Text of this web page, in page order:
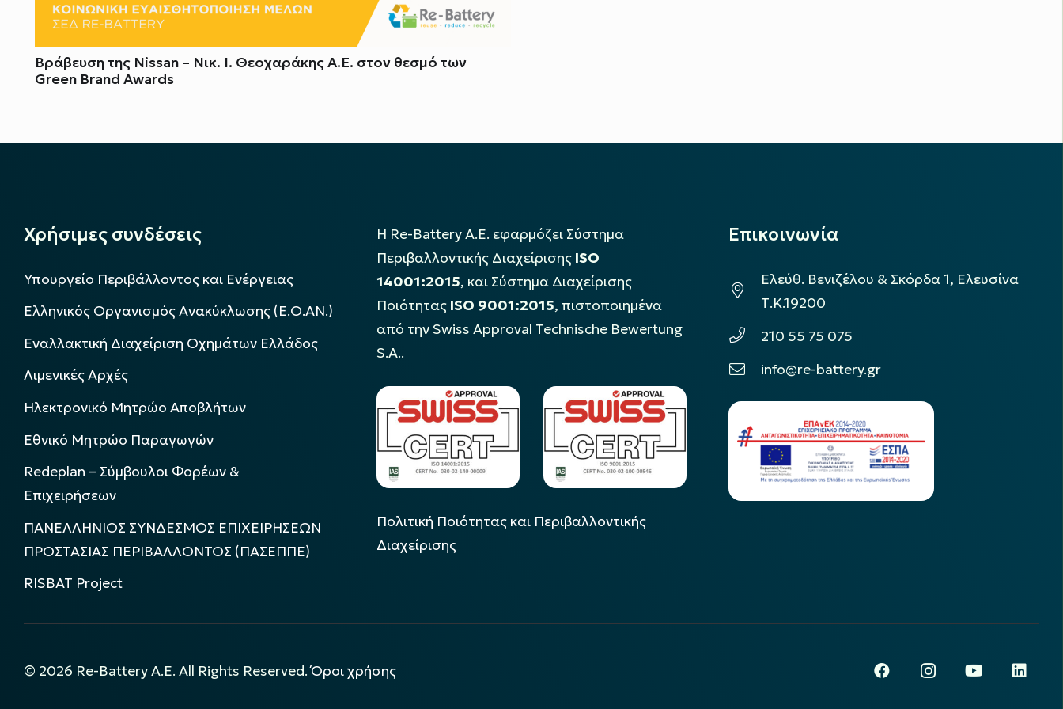
Βράβευση της Nissan – Νικ. Ι. Θεοχαράκης Α.Ε. στον θεσμό των
Green Brand Awards
Χρήσιμες συνδέσεις
Υπουργείο Περιβάλλοντος και Ενέργειας
Ελληνικός Οργανισμός Ανακύκλωσης (Ε.Ο.ΑΝ.)
Εναλλακτική Διαχείριση Οχημάτων Ελλάδος
Λιμενικές Αρχές
Ηλεκτρονικό Μητρώο Αποβλήτων
Εθνικό Μητρώο Παραγωγών
Redeplan – Σύμβουλοι Φορέων &
Επιχειρήσεων
ΠΑΝΕΛΛΗΝΙΟΣ ΣΥΝΔΕΣΜΟΣ ΕΠΙΧΕΙΡΗΣΕΩΝ
ΠΡΟΣΤΑΣΙΑΣ ΠΕΡΙΒΑΛΛΟΝΤΟΣ (ΠΑΣΕΠΠΕ)
RISBAT Project
Η Re-Battery Α.Ε. εφαρμόζει Σύστημα
Περιβαλλοντικής Διαχείρισης ISO
14001:2015, και Σύστημα Διαχείρισης
Ποιότητας ISO 9001:2015, πιστοποιημένα
από την Swiss Approval Technische Bewertung
S.A..
Πολιτική Ποιότητας και Περιβαλλοντικής
Διαχείρισης
Επικοινωνία
Ελεύθ. Βενιζέλου & Σκόρδα 1, Ελευσίνα
Τ.Κ.19200
210 55 75 075
info@re-battery.gr
© 2026 Re-Battery A.E. All Rights Reserved.Όροι χρήσης